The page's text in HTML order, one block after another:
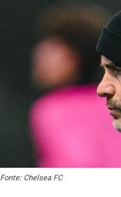
Fonte: Chelsea FC